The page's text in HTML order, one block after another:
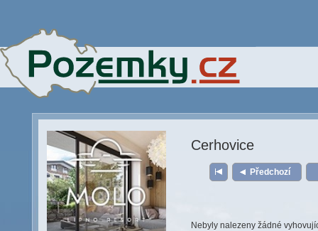
Cerhovice
Předchozí
Nebyly nalezeny žádné